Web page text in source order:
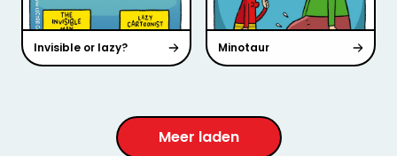
Invisible or lazy? Minotaur
Meer laden